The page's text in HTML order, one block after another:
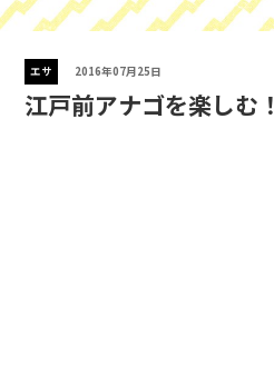
エサ 2016年07月25日
江戸前アナゴを楽しむ！